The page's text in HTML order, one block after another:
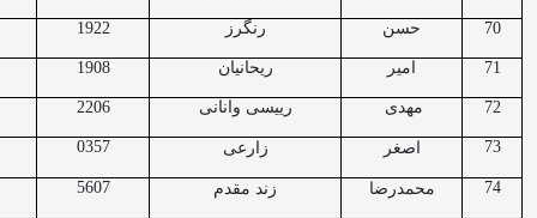
70 حسن رنگرز 1922
71 امیر ریحانیان 1908
72 مهدی رییسی وانانی 2206
73 اصغر زارعی 0357
74 محمدرضا زند مقدم 5607